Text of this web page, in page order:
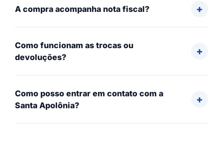
A compra acompanha nota fiscal?
Como funcionam as trocas ou
devoluções?
Como posso entrar em contato com a
Santa Apolônia?